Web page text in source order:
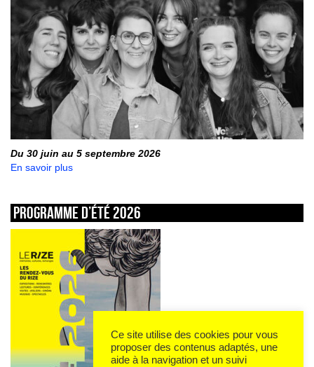
Du 30 juin au 5 septembre 2026
En savoir plus
Programme d’été 2026
Ce site utilise des cookies pour vous
proposer des contenus adaptés, une
aide à la navigation et un suivi